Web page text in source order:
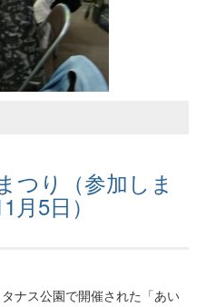
つり（参加しま
月5日）
ナス公園で開催された「あい